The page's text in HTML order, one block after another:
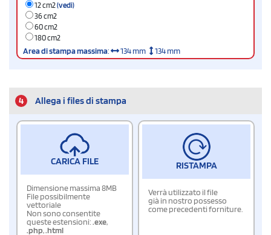
12 cm2(vedi)
36 cm2
60 cm2
180 cm2
Area di stampa massima: 134 mm 134 mm
4 Allega i files di stampa
CARICA FILE
Dimensione massima 8MB
File possibilmente
vettoriale
Non sono consentite
queste estensioni:.exe,
.php,.html
RISTAMPA
Verrà utilizzato il file
già in nostro possesso
come precedenti forniture.